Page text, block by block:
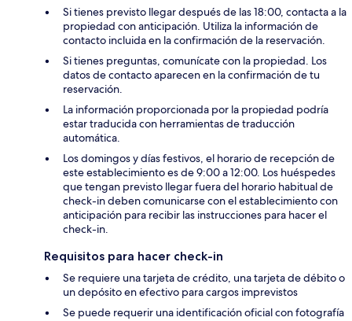
Si tienes previsto llegar después de las 18:00, contacta a la
propiedad con anticipación. Utiliza la información de
contacto incluida en la confirmación de la reservación.
Si tienes preguntas, comunícate con la propiedad. Los
datos de contacto aparecen en la confirmación de tu
reservación.
La información proporcionada por la propiedad podría
estar traducida con herramientas de traducción
automática.
Los domingos y días festivos, el horario de recepción de
este establecimiento es de 9:00 a 12:00. Los huéspedes
que tengan previsto llegar fuera del horario habitual de
check-in deben comunicarse con el establecimiento con
anticipación para recibir las instrucciones para hacer el
check-in.
Requisitos para hacer check-in
Se requiere una tarjeta de crédito, una tarjeta de débito o
un depósito en efectivo para cargos imprevistos
Se puede requerir una identificación oficial con fotografía